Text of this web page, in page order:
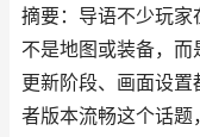
摘要：导语不少玩
不是地图或装备，而
更新阶段、画面设
者版本流畅这个话